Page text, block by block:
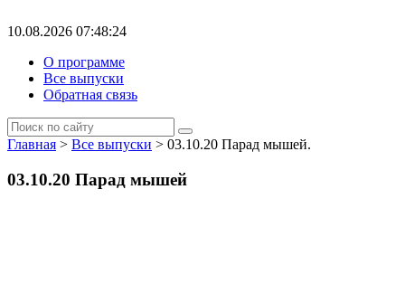
10.08.2026 07:48:24
О программе
Все выпуски
Обратная связь
Главная > Все выпуски > 03.10.20 Парад мышей.
03.10.20 Парад мышей